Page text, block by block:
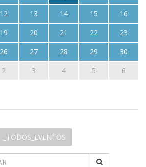
12 13 14 15
16
19 20 21 22
23
26 27 28 29
30
2 3 4 5 6
_TODOS_EVENTOS